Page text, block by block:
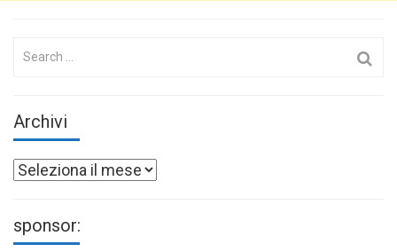
Search
Archivi
Archivi
sponsor: